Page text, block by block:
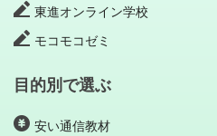
東進オンライン学校
モコモコゼミ
目的別で選ぶ
安い通信教材